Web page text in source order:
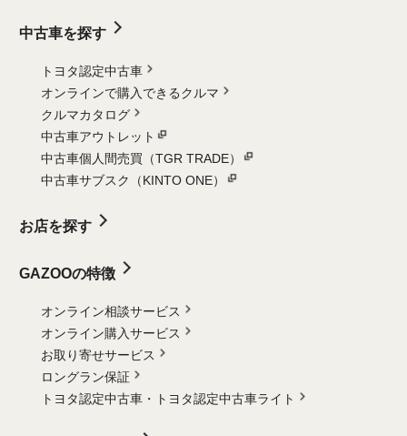
中古車を探す
トヨタ認定中古車
オンラインで購入できるクルマ
クルマカタログ
中古車アウトレット
中古車個人間売買（TGR TRADE）
中古車サブスク（KINTO ONE）
お店を探す
GAZOOの特徴
オンライン相談サービス
オンライン購入サービス
お取り寄せサービス
ロングラン保証
トヨタ認定中古車・
トヨタ認定中古車ライト